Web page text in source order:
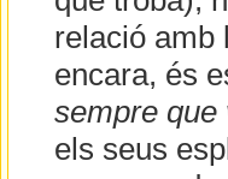
relació amb
encara, és
sempre que
els seus